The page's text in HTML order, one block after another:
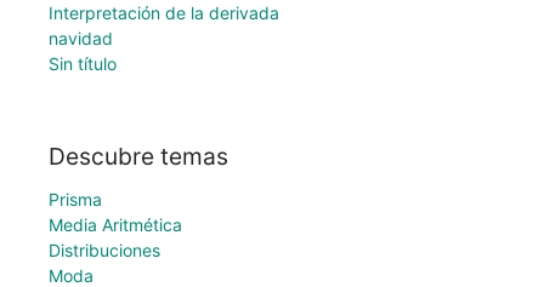
Interpretación de la derivada
navidad
Sin título
Descubre temas
Prisma
Media Aritmética
Distribuciones
Moda